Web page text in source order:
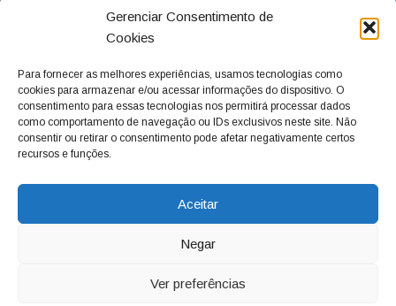
Gerenciar Consentimento de
Cookies
Para fornecer as melhores experiências, usamos tecnologias como
cookies para armazenar e/ou acessar informações do dispositivo. O
consentimento para essas tecnologias nos permitirá processar dados
como comportamento de navegação ou IDs exclusivos neste site. Não
consentir ou retirar o consentimento pode afetar negativamente certos
recursos e funções.
Aceitar
Negar
Ver preferências
cidadãos valinhenses, já que naquela época só existiam
dois jornais. Há mais de 30 anos, o jornal continua
com o foco de trazer as melhores notícias. Nunca
deixamos de lado as necessidades do cidadão, sempre
questionando os órgãos públicos em busca de melhorias
para a cidade e sempre cobrando resoluções para casos
adm@jtv.com.br
(19) 3929-6225